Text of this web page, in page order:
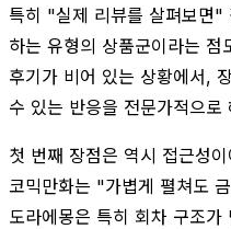
특히 "실제 리뷰를 살펴보면"
하는 유형의 상품군이라는 점
후기가 비어 있는 상황에서,
수 있는 반응을 전문가적으로
첫 번째 장점은 역시 접근성
코믹만화는 "가볍게 펼쳐도
도라에몽은 특히 회차 구조가